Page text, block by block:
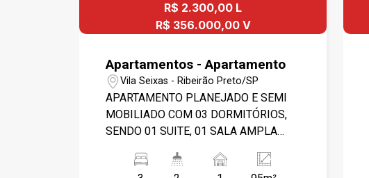
R$ 2.300,00 L
R$ 356.000,00 V
Apartamentos - Apartamento
Vila Seixas - Ribeirão Preto/SP
APARTAMENTO PLANEJADO E SEMI
MOBILIADO COM 03 DORMITÓRIOS,
SENDO 01 SUITE, 01 SALA AMPLA
01 COZINHA AMPLA, 01 ÁREA DE